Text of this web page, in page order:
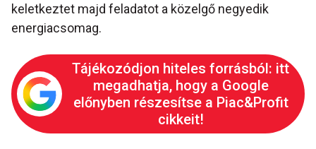
keletkeztet majd feladatot a közelgő negyedik
energiacsomag.
Tájékozódjon hiteles forrásból: itt
megadhatja, hogy a Google
előnyben részesítse a Piac&Profit
cikkeit!